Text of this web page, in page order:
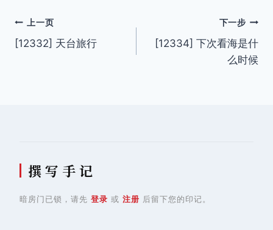
文
章
上一页
[12332] 天台旅行
下一步
[12334] 下次看海是什
么时候
撰 写 手 记
暗房门已锁，请先 登录 或 注册 后留下您的印记。